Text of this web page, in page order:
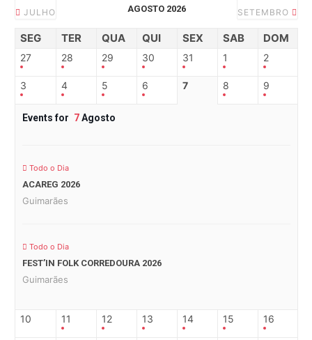
JULHO AGOSTO 2026 SETEMBRO
SEG TER QUA QUI SEX SAB DOM
27 28 29 30 31 1 2
3 4 5 6 7 8 9
Events for 7Agosto
Todo o Dia
ACAREG 2026
Guimarães
Todo o Dia
FEST’IN FOLK CORREDOURA 2026
Guimarães
10 11 12 13 14 15 16